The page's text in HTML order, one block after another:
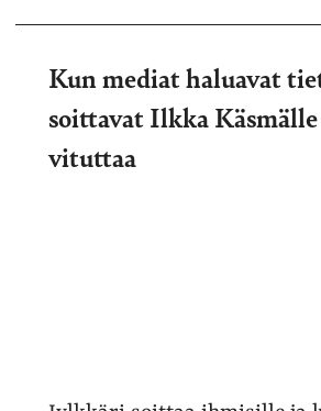
Kun mediat haluavat
soittavat Ilkka
vituttaa